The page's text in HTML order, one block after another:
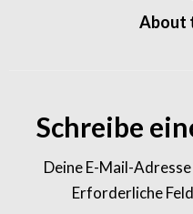
About
Schreibe
Deine E-Mail-
Erforderliche